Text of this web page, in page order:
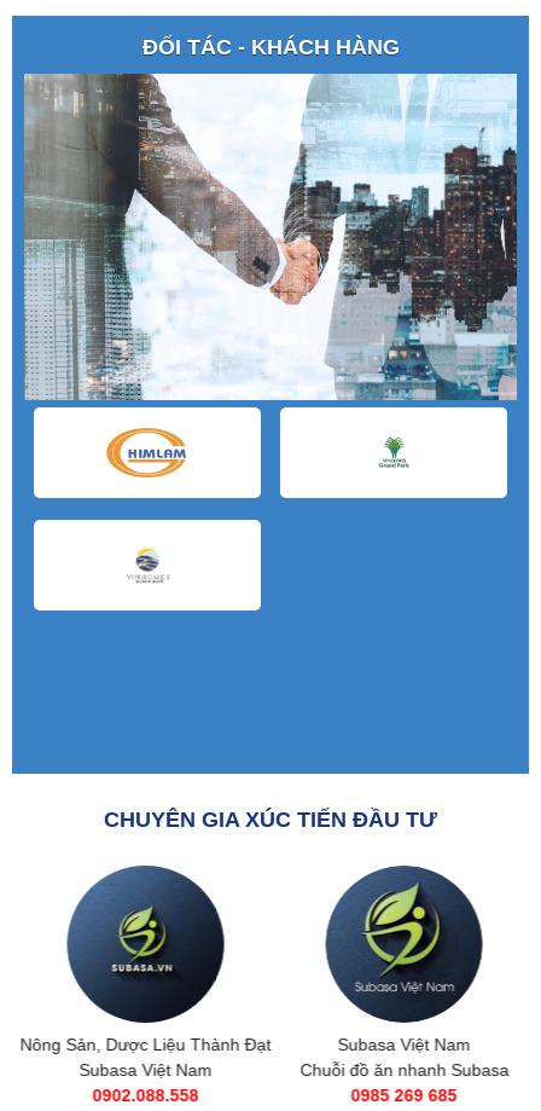
ĐỐI TÁC - KHÁCH HÀNG
CHUYÊN GIA XÚC TIẾN ĐẦU TƯ
Nông Sản, Dược Liệu Thành Đạt
Subasa Việt Nam
0902.088.558
Subasa Việt Nam
Chuỗi đồ ăn nhanh Subasa
0985 269 685